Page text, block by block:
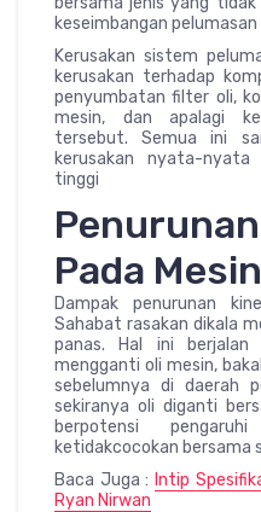
keseimbangan
Kerusakan sistem
kerusakan terhadap
penyumbatan filter oli,
mesin, dan apalagi
tersebut. Semua ini
kerusakan nyata-
tinggi
Pada
Dampak penurunan
Sahabat rasakan dikala
panas. Hal ini berjalan
mengganti oli mesin,
sebelumnya di daerah
sekiranya oli diganti
berpotensi
ketidakcocokan bersama
Baca Juga : Intip
Ryan Nirwan